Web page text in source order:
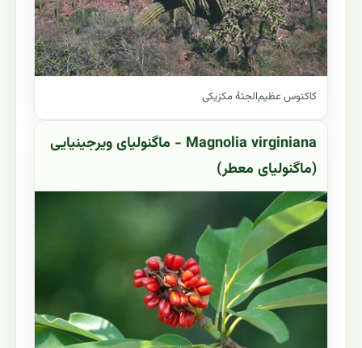
کاکتوس عظیم‌الجثهٔ مکزیکی
Magnolia virginiana - ماگنولیای ویرجینیایی
(ماگنولیای معطر)